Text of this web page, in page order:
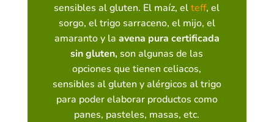
sensibles al gluten. El maíz, elteff, el
sorgo, el trigo sarraceno, el mijo, el
amaranto y la avena pura certificada
sin gluten,son algunas de las
opciones que tienen celiacos,
sensibles al gluten y alérgicos al trigo
para poder elaborar productos como
panes, pasteles, masas, etc.